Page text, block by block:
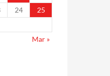
24
25
Mar »